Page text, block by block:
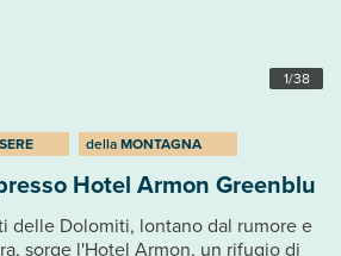
1/38
dellaMONTAGNA
Hotel Armon Greenblu
delle Dolomiti, lontano dal rumore e
sorge l'Hotel Armon, un rifugio di